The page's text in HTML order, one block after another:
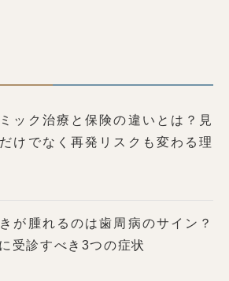
ック治療と保険の違いとは？見
けでなく再発リスクも変わる理
が腫れるのは歯周病のサイン？
受診すべき3つの症状